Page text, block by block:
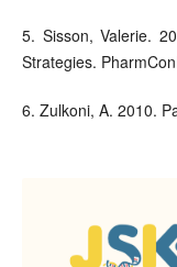
5. Sisson, Valerie.
Strategies.
6. Zulkoni, A. 2010.